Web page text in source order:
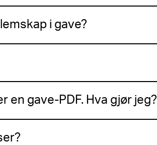
i gave?
en gave-PDF. Hva gjør jeg?